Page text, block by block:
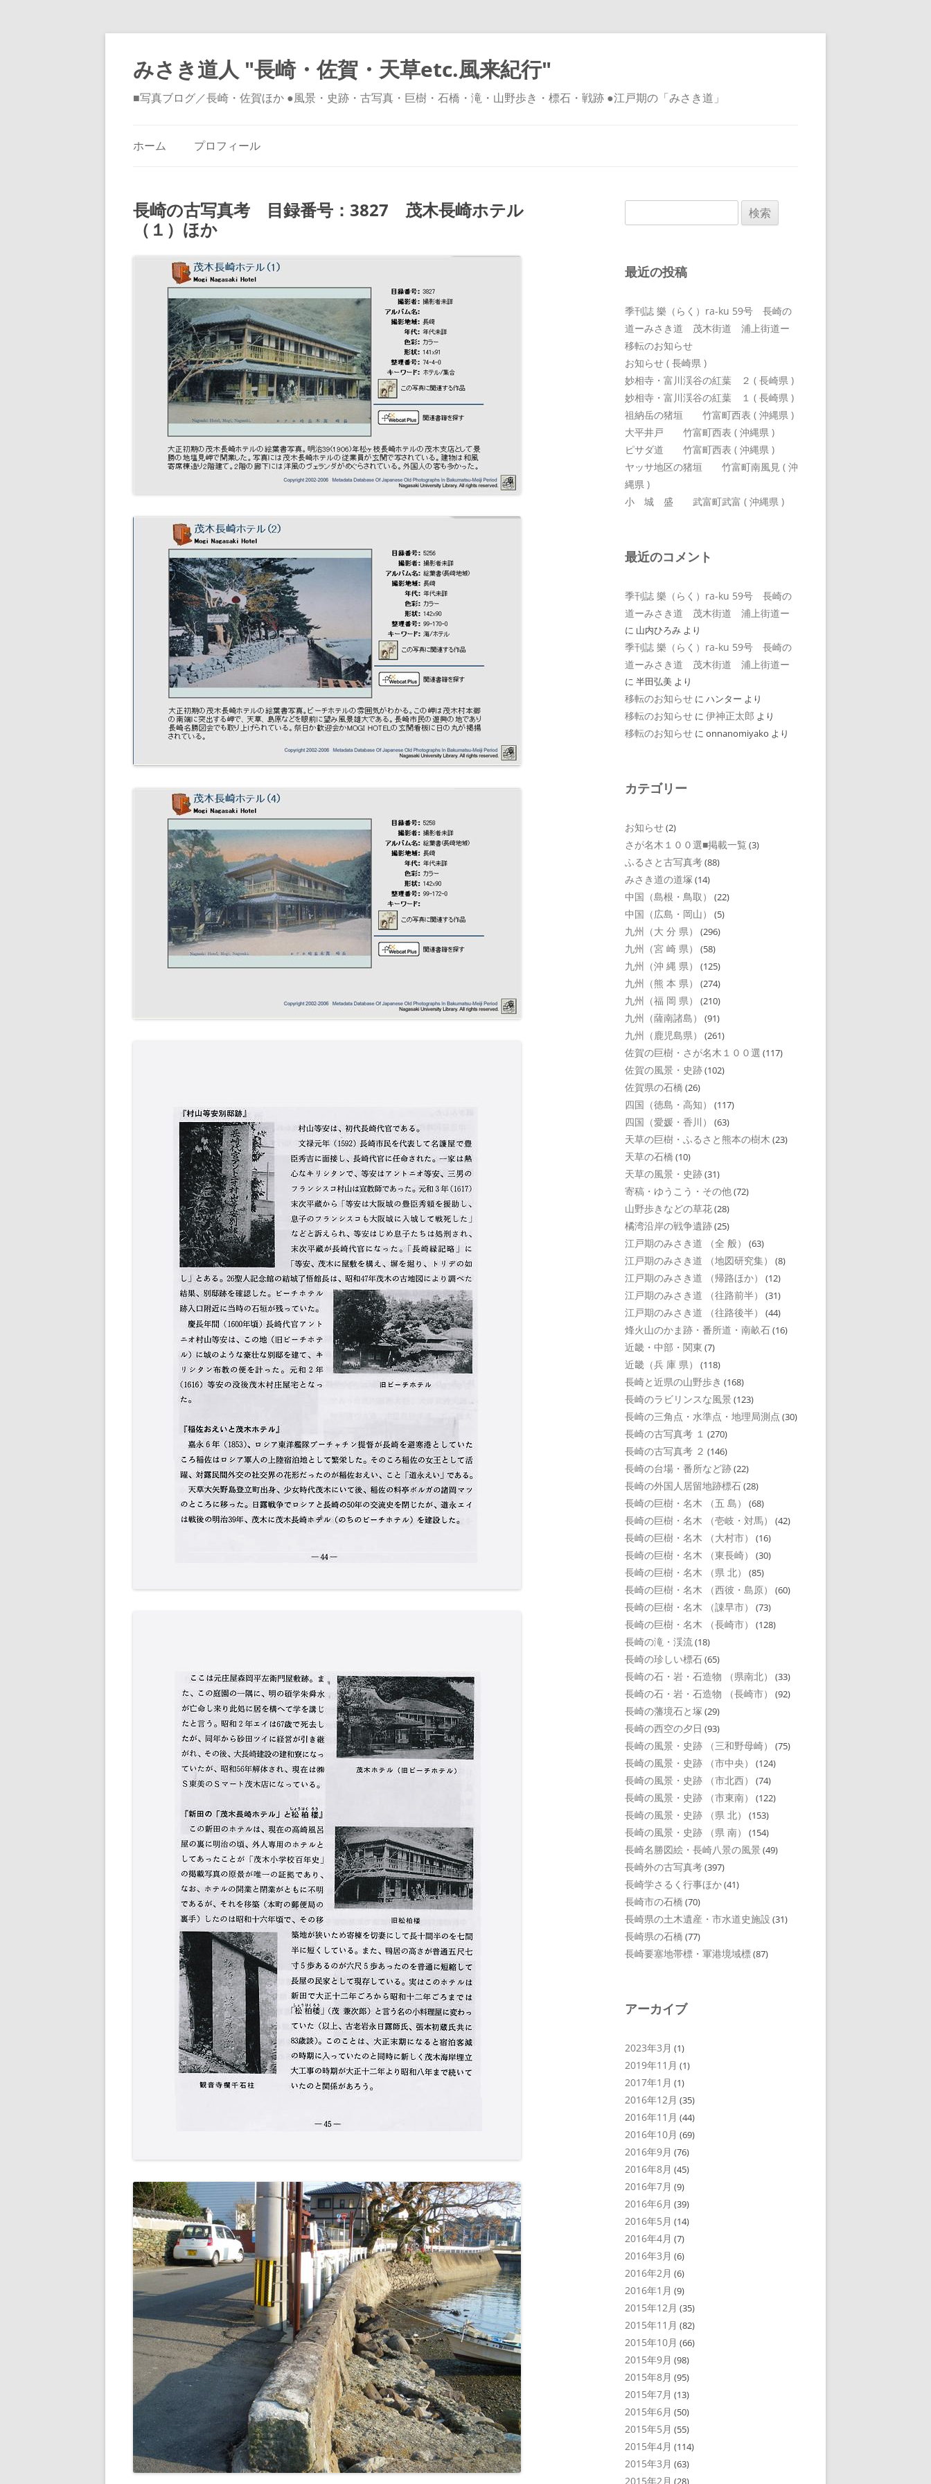
みさき道人 "長崎・佐賀・天草etc.風来紀行"
■写真ブログ／長崎・佐賀ほか ●風景・史跡・古写真・巨樹・石橋・滝・山野歩き・標石・戦跡 ●江戸期の「みさき道」
ッ
プ
ホーム プロフィール
長崎の古写真考 目録番号：3827 茂木長崎ホテル
（１）ほか
索:
最近の投稿
季刊誌 樂（らく）ra-ku 59号 長崎の
道ーみさき道 茂木街道 浦上街道ー
移転のお知らせ
お知らせ ( 長崎県 )
妙相寺・富川渓谷の紅葉 ２ ( 長崎県 )
妙相寺・富川渓谷の紅葉 １ ( 長崎県 )
祖納岳の猪垣 竹富町西表 ( 沖縄県 )
大平井戸 竹富町西表 ( 沖縄県 )
ピサダ道 竹富町西表 ( 沖縄県 )
ヤッサ地区の猪垣 竹富町南風見 ( 沖
縄県 )
小 城 盛 武富町武富 ( 沖縄県 )
最近のコメント
季刊誌 樂（らく）ra-ku 59号 長崎の
道ーみさき道 茂木街道 浦上街道ー
に 山内ひろみ より
季刊誌 樂（らく）ra-ku 59号 長崎の
道ーみさき道 茂木街道 浦上街道ー
に 半田弘美 より
移転のお知らせ に ハンター より
移転のお知らせ に 伊神正太郎 より
移転のお知らせ に onnanomiyako より
カテゴリー
お知らせ(2)
さが名木１００選■掲載一覧 (3)
ふるさと古写真考(88)
みさき道の道塚 (14)
中国（島根・鳥取） (22)
中国（広島・岡山） (5)
九州（大 分 県） (296)
九州（宮 崎 県） (58)
九州（沖 縄 県） (125)
九州（熊 本 県） (274)
九州（福 岡 県） (210)
九州（薩南諸島） (91)
九州（鹿児島県） (261)
佐賀の巨樹・さが名木１００選 (117)
佐賀の風景・史跡(102)
佐賀県の石橋 (26)
四国（徳島・高知） (117)
四国（愛媛・香川） (63)
天草の巨樹・ふるさと熊本の樹木 (23)
天草の石橋 (10)
天草の風景・史跡(31)
寄稿・ゆうこう・その他(72)
山野歩きなどの草花(28)
橘湾沿岸の戦争遺跡(25)
江戸期のみさき道 （全 般） (63)
江戸期のみさき道 （地図研究集） (8)
江戸期のみさき道 （帰路ほか） (12)
江戸期のみさき道 （往路前半） (31)
江戸期のみさき道 （往路後半） (44)
烽火山のかま跡・番所道・南畝石(16)
近畿・中部・関東 (7)
近畿（兵 庫 県） (118)
長崎と近県の山野歩き (168)
長崎のラビリンスな風景 (123)
長崎の三角点・水準点・地理局測点 (30)
長崎の古写真考 １ (270)
長崎の古写真考 ２ (146)
長崎の台場・番所など跡(22)
長崎の外国人居留地跡標石(28)
長崎の巨樹・名木 （五 島） (68)
長崎の巨樹・名木 （壱岐・対馬） (42)
長崎の巨樹・名木 （大村市） (16)
長崎の巨樹・名木 （東長崎） (30)
長崎の巨樹・名木 （県 北） (85)
長崎の巨樹・名木 （西彼・島原） (60)
長崎の巨樹・名木 （諌早市） (73)
長崎の巨樹・名木 （長崎市） (128)
長崎の滝・渓流(18)
長崎の珍しい標石(65)
長崎の石・岩・石造物 （県南北） (33)
長崎の石・岩・石造物 （長崎市） (92)
長崎の藩境石と塚 (29)
長崎の西空の夕日 (93)
長崎の風景・史跡 （三和野母崎） (75)
長崎の風景・史跡 （市中央） (124)
長崎の風景・史跡 （市北西） (74)
長崎の風景・史跡 （市東南） (122)
長崎の風景・史跡 （県 北） (153)
長崎の風景・史跡 （県 南） (154)
長崎名勝図絵・長崎八景の風景 (49)
長崎外の古写真考(397)
長崎学さるく行事ほか(41)
長崎市の石橋 (70)
長崎県の土木遺産・市水道史施設 (31)
長崎県の石橋 (77)
長崎要塞地帯標・軍港境域標(87)
アーカイブ
2023年3月 (1)
2019年11月 (1)
2017年1月 (1)
2016年12月 (35)
2016年11月 (44)
2016年10月 (69)
2016年9月 (76)
2016年8月 (45)
2016年7月 (9)
2016年6月 (39)
2016年5月 (14)
2016年4月 (7)
2016年3月 (6)
2016年2月 (6)
2016年1月 (9)
2015年12月 (35)
2015年11月 (82)
2015年10月 (66)
2015年9月 (98)
2015年8月 (95)
2015年7月 (13)
2015年6月 (50)
2015年5月 (55)
2015年4月 (114)
2015年3月 (63)
2015年2月 (28)